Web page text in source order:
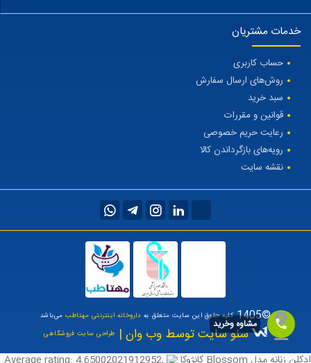
خدمات مشتریان
حساب کاربری
روش‌های ارسال سفارش
سبد خرید
قوانین و مقررات
رعایت حریم خصوصی
رویه‌های بازگرداندن کالا
نقشه سایت
©1405 کلیه حقوق این سایت متعلق به داروخانه اینترنتی مهتاطبمی‌باشد
سئو سایت توسط وب وان | طراحی سایت فروشگاهی
مشاوه وخرید